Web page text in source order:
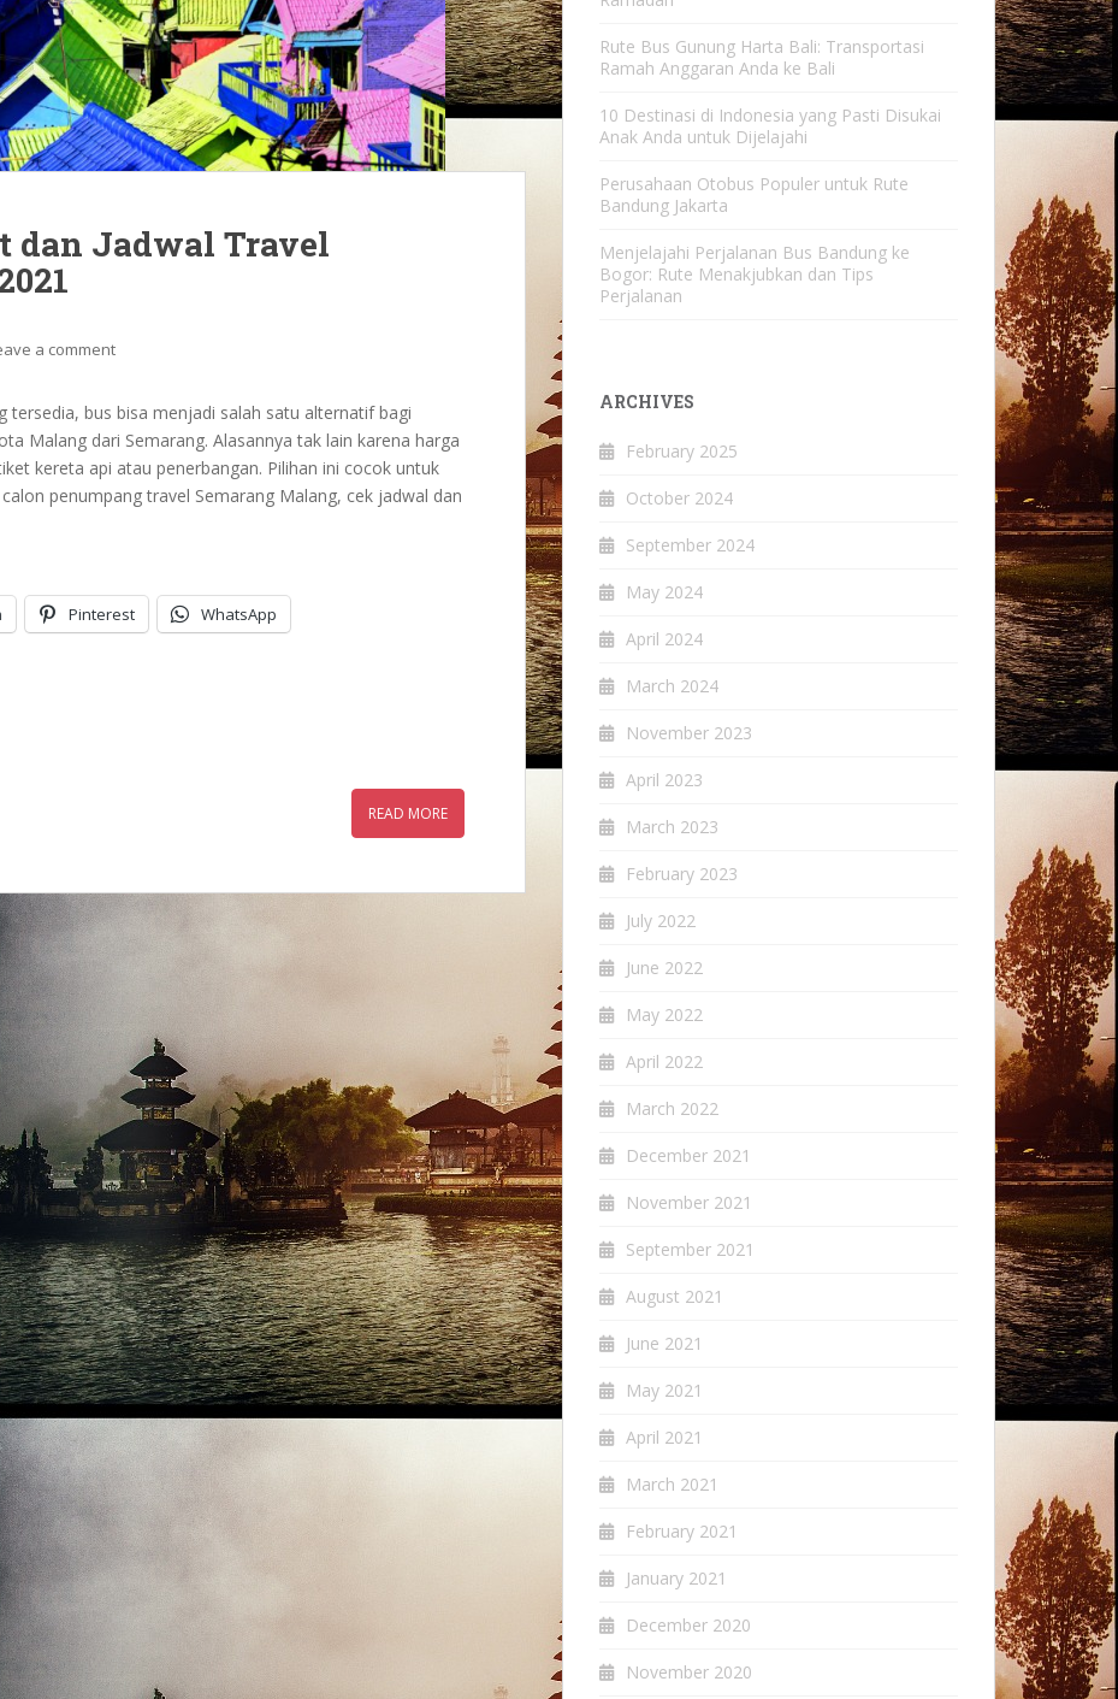
dan Jadwal Travel
a comment
bus bisa menjadi salah satu alternatif bagi
Malang dari Semarang. Alasannya tak lain karena harga
kereta api atau penerbangan. Pilihan ini cocok untuk
penumpang travel Semarang Malang, cek jadwal dan
Pinterest WhatsApp
READ MORE
Rute Bus Gunung Harta Bali: Transportasi
Ramah Anggaran Anda ke Bali
10 Destinasi di Indonesia yang Pasti Disukai
Anak Anda untuk Dijelajahi
Perusahaan Otobus Populer untuk Rute
Bandung Jakarta
Menjelajahi Perjalanan Bus Bandung ke
Bogor: Rute Menakjubkan dan Tips
Perjalanan
ARCHIVES
February 2025
October 2024
September 2024
May 2024
April 2024
March 2024
November 2023
April 2023
March 2023
February 2023
July 2022
June 2022
May 2022
April 2022
March 2022
December 2021
November 2021
September 2021
August 2021
June 2021
May 2021
April 2021
March 2021
February 2021
January 2021
December 2020
November 2020